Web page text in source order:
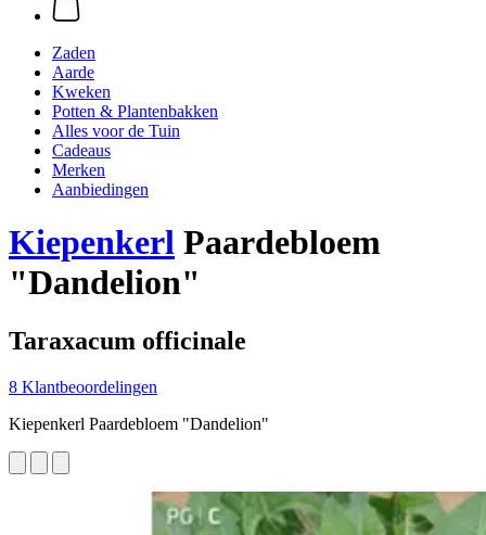
Zaden
Aarde
Kweken
Potten & Plantenbakken
Alles voor de Tuin
Cadeaus
Merken
Aanbiedingen
Kiepenkerl Paardebloem
"Dandelion"
Taraxacum officinale
8 Klantbeoordelingen
Kiepenkerl Paardebloem "Dandelion"